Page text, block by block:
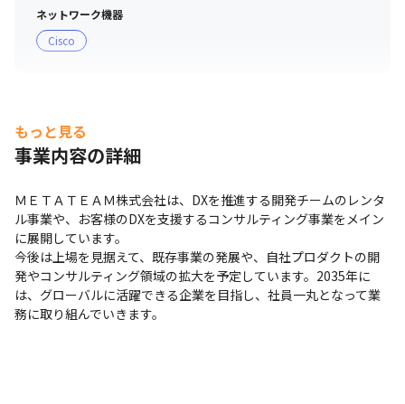
ネットワーク機器
Cisco
もっと見る
事業内容の詳細
ＭＥＴＡＴＥＡＭ株式会社は、DXを推進する開発チームのレンタ
ル事業や、お客様のDXを支援するコンサルティング事業をメイン
に展開しています。
今後は上場を見据えて、既存事業の発展や、自社プロダクトの開
発やコンサルティング領域の拡大を予定しています。2035年に
は、グローバルに活躍できる企業を目指し、社員一丸となって業
務に取り組んでいきます。